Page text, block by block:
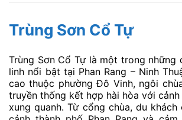
Trùng Sơn Cổ Tự
Trùng Sơn Cổ Tự là một trong những
linh nổi bật tại Phan Rang – Ninh
cao thuộc phường Đô Vinh, ngôi
truyền thống kết hợp hài hòa với cảnh
xung quanh. Từ cổng chùa, du